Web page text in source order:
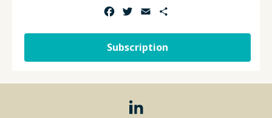
Facebook
TwitterEmailShare
Subscription